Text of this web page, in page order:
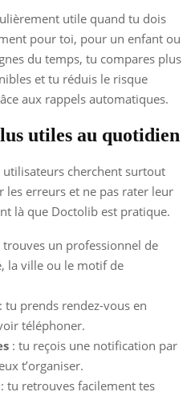
utile quand tu dois
pour toi, pour un enfant ou
du temps, tu compares plus
et tu réduis le risque
aux rappels automatiques.
utiles au quotidien
cherchent surtout
les erreurs et ne pas rater leur
là que Doctolib est pratique.
trouves un professionnel de
la ville ou le motif de
: tu prends rendez-vous en
téléphoner.
: tu reçois une notification par
t’organiser.
: tu retrouves facilement tes